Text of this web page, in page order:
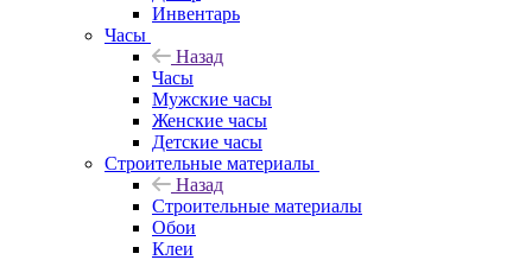
Инвентарь
Часы
Назад
Часы
Мужские часы
Женские часы
Детские часы
Строительные материалы
Назад
Строительные материалы
Обои
Клеи